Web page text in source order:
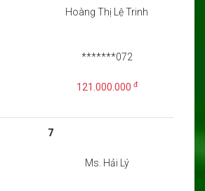
Hoàng Thị Lệ Trinh
*******072
121.000.000 đ
7
Ms. Hải Lý